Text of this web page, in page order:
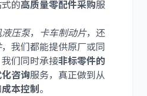
的高质量零配件采购服
压泵， 卡车制动片，还
，我们都能提供原厂或同
们同时承接非标零件的
咨询服务，真正做到从
成本控制。